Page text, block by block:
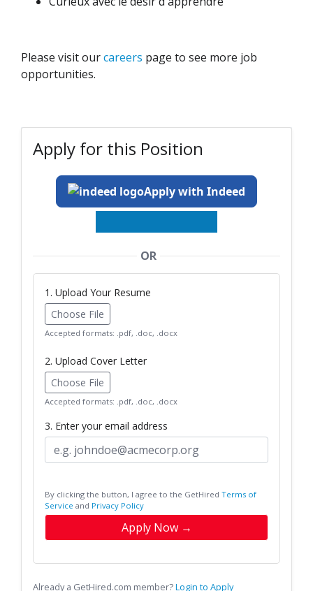
Please visit ourcareers page to see more job
opportunities.
Apply for this Position
Apply with Indeed
OR
1. Upload Your Resume
Choose File
Accepted formats: .pdf, .doc, .docx
2. Upload Cover Letter
Choose File
Accepted formats: .pdf, .doc, .docx
3. Enter your email address
By clicking the button, I agree to the GetHired Terms of
Service and Privacy Policy
Apply Now →
Already a GetHired.com member?Login to Apply